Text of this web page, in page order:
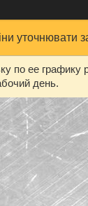
уточнювати
по ее
день.